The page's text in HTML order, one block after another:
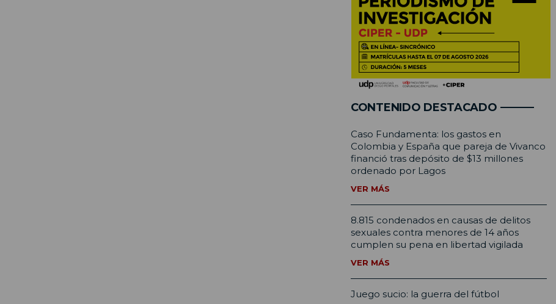
CONTENIDO DESTACADO
Caso Fundamenta: los gastos en
Colombia y España que pareja de Vivanco
financió tras depósito de $13 millones
ordenado por Lagos
VER MÁS
8.815 condenados en causas de delitos
sexuales contra menores de 14 años
cumplen su pena en libertad vigilada
VER MÁS
Juego sucio: la guerra del fútbol